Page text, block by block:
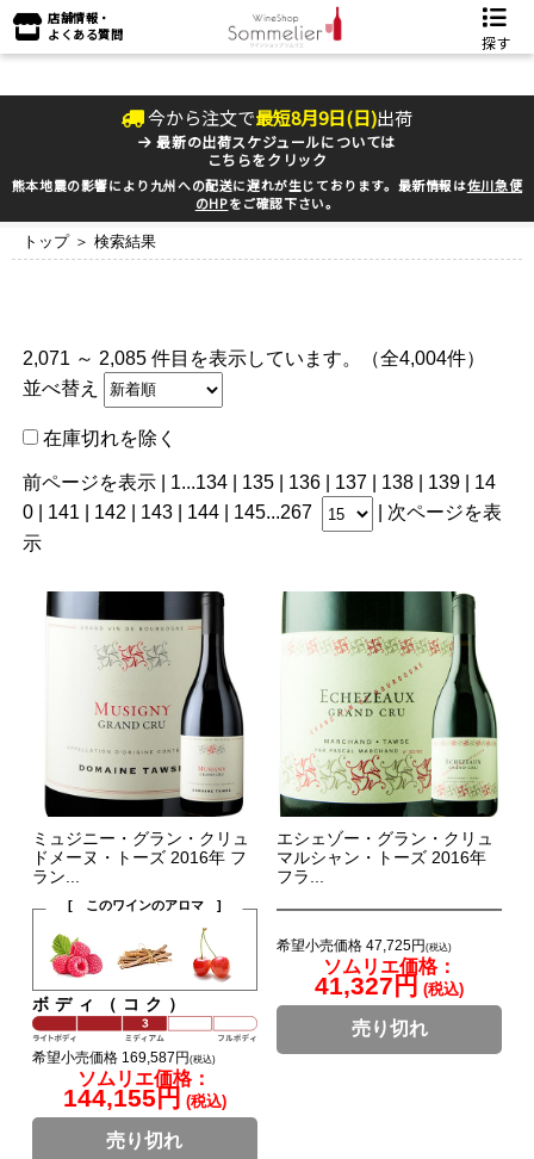
店舗情報・
よくある質問
探す
今から注文で最短8月9日(日)出荷
最新の出荷スケジュールについては
こちらをクリック
熊本地震の影響により九州への配送に遅れが生じております。最新情報は佐川急便
のHPをご確認下さい。
トップ ＞ 検索結果
2,071 ～ 2,085 件目を表示しています。（全4,004件）
並べ替え
在庫切れを除く
前ページを表示| 1...134| 135| 136| 137 138| 139 | 14
0| 141| 142| 143| 144| 145...267
次ページを表
示
ミュジニー・グラン・クリュ
ドメーヌ・トーズ 2016年 フ
ラン...
[ このワインのアロマ ]
ボディ（コク）
希望小売価格 169,587円(税込)
ソムリエ価格：
144,155円 (税込)
売り切れ
エシェゾー・グラン・クリュ
マルシャン・トーズ 2016年
フラ...
希望小売価格 47,725円(税込)
ソムリエ価格：
41,327円 (税込)
売り切れ